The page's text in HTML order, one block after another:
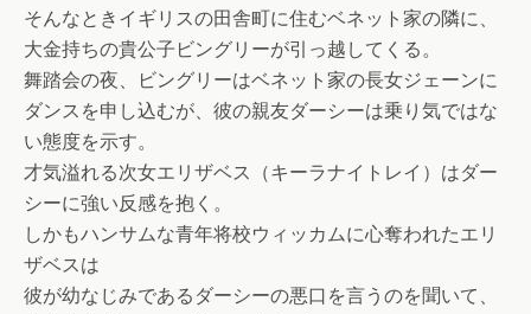
そんなときイギリスの田舎町に住むベネット家の隣に、
大金持ちの貴公子ビングリーが引っ越してくる。
舞踏会の夜、ビングリーはベネット家の長女ジェーンに
ダンスを申し込むが、彼の親友ダーシーは乗り気ではな
い態度を示す。
才気溢れる次女エリザベス（キーラナイトレイ）はダー
シーに強い反感を抱く。
しかもハンサムな青年将校ウィッカムに心奪われたエリ
ザベスは
彼が幼なじみであるダーシーの悪口を言うのを聞いて、